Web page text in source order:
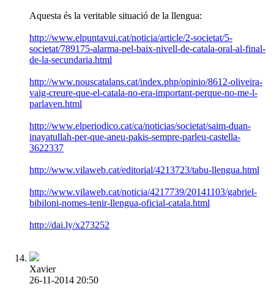
Aquesta és la veritable situació de la llengua:
http://www.elpuntavui.cat/noticia/article/2-societat/5-
societat/789175-alarma-pel-baix-nivell-de-catala-oral-al-final-
de-la-secundaria.html
http://www.nouscatalans.cat/index.php/opinio/8612-oliveira-
vaig-creure-que-el-catala-no-era-important-perque-no-me-l-
parlaven.html
http://www.elperiodico.cat/ca/noticias/societat/saim-duan-
inayatullah-per-que-aneu-pakis-sempre-parleu-castella-
3622337
http://www.vilaweb.cat/editorial/4213723/tabu-llengua.html
http://www.vilaweb.cat/noticia/4217739/20141103/gabriel-
bibiloni-nomes-tenir-llengua-oficial-catala.html
http://dai.ly/x273252
Xavier
26-11-2014 20:50